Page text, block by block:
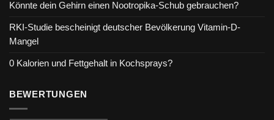
Könnte dein Gehirn einen Nootropika-Schub gebrauchen?
RKI-Studie bescheinigt deutscher Bevölkerung Vitamin-D-
Mangel
0 Kalorien und Fettgehalt in Kochsprays?
BEWERTUNGEN